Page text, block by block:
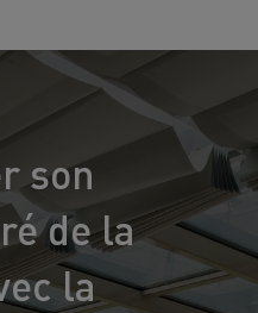
son
de la
la